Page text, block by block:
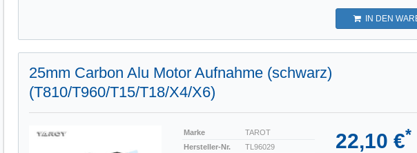
IN DEN
25mm Carbon Alu Motor Aufnahme (schwarz)
(T810/T960/T15/T18/X4/X6)
Marke
TAROT
Hersteller-Nr.
TL96029
22,10 €*